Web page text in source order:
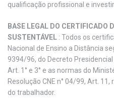
qualificação profissional e
BASE LEGAL DO CERTIFICADO
SUSTENTÁVEL : Todos os
Nacional de Ensino a Distância
9394/96, do Decreto
Art. 1° e 3° e as normas do
Resolução CNE n° 04/99, Art.
do trabalhador.